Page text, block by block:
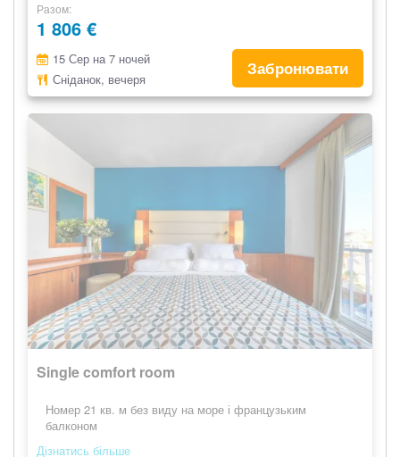
Разом
1 806 €
15 Сер на 7 ночей
Сніданок, вечеря
Забронювати
Single comfort room
Номер 21 кв. м без виду на море і французьким
балконом
Дізнатись більше